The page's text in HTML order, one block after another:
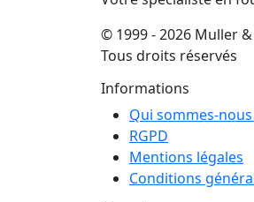
© 1999 - 2026 Muller
Tous droits réservés
Informations
Qui sommes-nous
RGPD
Mentions légales
Conditions